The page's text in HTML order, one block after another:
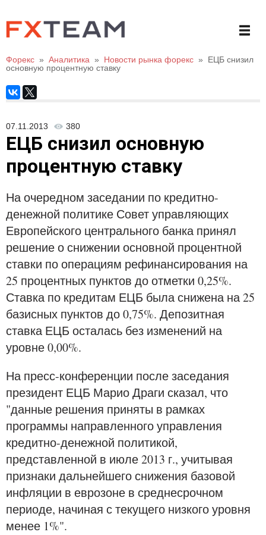
Форекс » Аналитика » Новости рынка форекс »
ЕЦБ снизил
основную процентную ставку
07.11.2013 380
ЕЦБ снизил основную
процентную ставку
На очередном заседании по кредитно-
денежной политике Совет управляющих
Европейского центрального банка принял
решение о снижении основной процентной
ставки по операциям рефинансирования на
25 процентных пунктов до отметки 0,25%.
Ставка по кредитам ЕЦБ была снижена на 25
базисных пунктов до 0,75%. Депозитная
ставка ЕЦБ осталась без изменений на
уровне 0,00%.
На пресс-конференции после заседания
президент ЕЦБ Марио Драги сказал, что
"данные решения приняты в рамках
программы направленного управления
кредитно-денежной политикой,
представленной в июле 2013 г., учитывая
признаки дальнейшего снижения базовой
инфляции в еврозоне в среднесрочном
периоде, начиная с текущего низкого уровня
менее 1%".